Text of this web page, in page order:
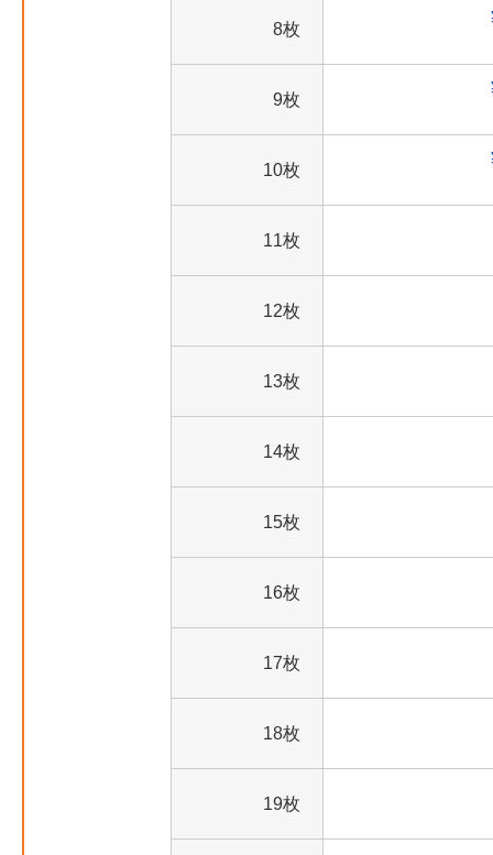
8枚
9枚
10枚
11枚
12枚
13枚
14枚
15枚
16枚
17枚
18枚
19枚